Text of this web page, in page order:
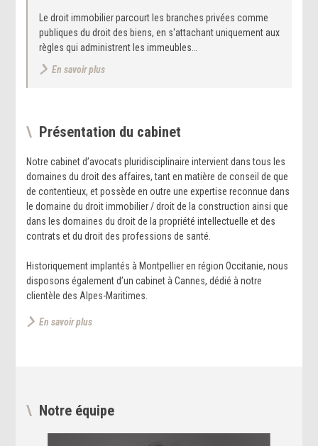
Le droit immobilier parcourt les branches privées comme
publiques du droit des biens, en s'attachant uniquement aux
règles qui administrent les immeubles…
En savoir plus
Présentation du cabinet
Notre cabinet d’avocats pluridisciplinaire intervient dans tous les
domaines du droit des affaires, tant en matière de conseil de que
de contentieux, et possède en outre une expertise reconnue dans
le domaine du droit immobilier / droit de la construction ainsi que
dans les domaines du droit de la propriété intellectuelle et des
contrats et du droit des professions de santé.
Historiquement implantés à Montpellier en région Occitanie, nous
disposons également d’un cabinet à Cannes, dédié à notre
clientèle des Alpes-Maritimes.
En savoir plus
Notre équipe